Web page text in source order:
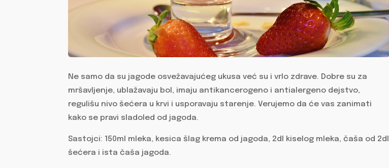
Ne samo da su jagode osvežavajućeg ukusa već su i vrlo zdrave. Dobre su za
mršavljenje, ublažavaju bol, imaju antikancerogeno i antialergeno dejstvo,
regulišu nivo šećera u krvi i usporavaju starenje. Verujemo da će vas zanimati
kako se pravi sladoled od jagoda.
Sastojci: 150ml mleka, kesica šlag krema od jagoda, 2dl kiselog mleka, čaša od 2dl
šećera i ista čaša jagoda.